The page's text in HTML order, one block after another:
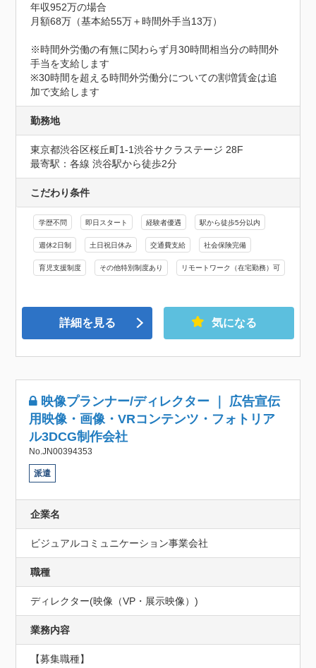
年収952万の場合
月額68万（基本給55万＋時間外手当13万）
※時間外労働の有無に関わらず月30時間相当分の時間外
手当を支給します
※30時間を超える時間外労働分についての割増賃金は追
加で支給します
勤務地
東京都渋谷区桜丘町1-1渋谷サクラステージ 28F
最寄駅：各線 渋谷駅から徒歩2分
こだわり条件
学歴不問 即日スタート 経験者優遇 駅から徒歩5分以内
週休2日制 土日祝日休み 交通費支給 社会保険完備
育児支援制度 その他特別制度あり リモートワーク（在宅勤務）可
詳細を見る 気になる
映像プランナー/ディレクター ｜ 広告宣伝
用映像・画像・VRコンテンツ・フォトリア
ル3DCG制作会社
No.JN00394353
派遣
企業名
ビジュアルコミュニケーション事業会社
職種
ディレクター(映像（VP・展示映像）)
業務内容
【募集職種】